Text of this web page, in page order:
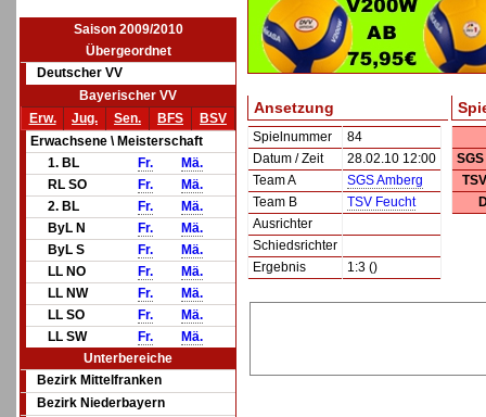
Saison 2009/2010
Übergeordnet
Deutscher VV
Bayerischer VV
Erw.
Jug. Sen. BFS
BSV
Erwachsene \ Meisterschaft
1. BL
Fr.
Mä.
RL SO
Fr.
Mä.
2. BL
Fr.
Mä.
ByL N
Fr.
Mä.
ByL S
Fr.
Mä.
LL NO
Fr.
Mä.
LL NW
Fr.
Mä.
LL SO
Fr.
Mä.
LL SW
Fr.
Mä.
Unterbereiche
Bezirk Mittelfranken
Bezirk Niederbayern
Ansetzung
Spielnummer
84
Datum / Zeit
28.02.10 12:00
Team A
SGS Amberg
Team B
TSV Feucht
Ausrichter
Schiedsrichter
Ergebnis
1:3 ()